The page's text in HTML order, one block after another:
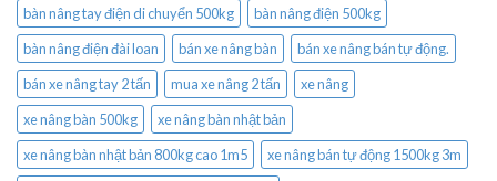
bàn nâng tay điện di chuyển 500kg
bàn nâng điện 500kg
bàn nâng điện đài loan
bán xe nâng bàn
bán xe nâng bán tự động.
bán xe nâng tay 2 tấn
mua xe nâng 2 tấn
xe nâng
xe nâng bàn 500kg
xe nâng bàn nhật bản
xe nâng bàn nhật bản 800kg cao 1m5
xe nâng bán tự động 1500kg 3m